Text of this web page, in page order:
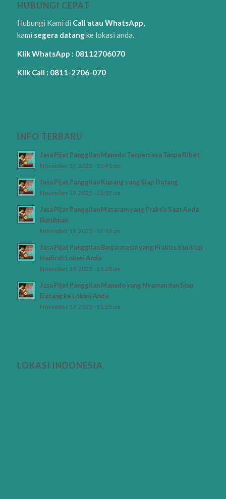
HUBUNGI CEPAT
Hubungi Kami di Call atau WhatsApp,
kami segera datangke lokasi anda.
Klik WhatsApp : 08112706070
Klik Call : 0811-2706-070
INFO TERBARU
Jasa Pijat Panggilan Manado Terpercaya Tanpa Ribet
November 19, 2025 - 11:41 am
Jasa Pijat Panggilan Kupang yang Siap Datang
November 19, 2025 - 11:37 am
Jasa Pijat Panggilan Mataram yang Praktis Saat Anda
Butuhkan
November 19, 2025 - 11:33 am
Jasa Pijat Panggilan Banjarmasin yang Praktis dan Siap
Hadir di Lokasi Anda
November 19, 2025 - 11:28 am
Jasa Pijat Panggilan Manado yang Nyaman dan Siap
Datang ke Lokasi Anda
November 19, 2025 - 11:25 am
LOKASI INDONESIA